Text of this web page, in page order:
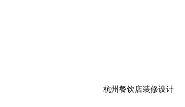
杭州餐饮店装修设计